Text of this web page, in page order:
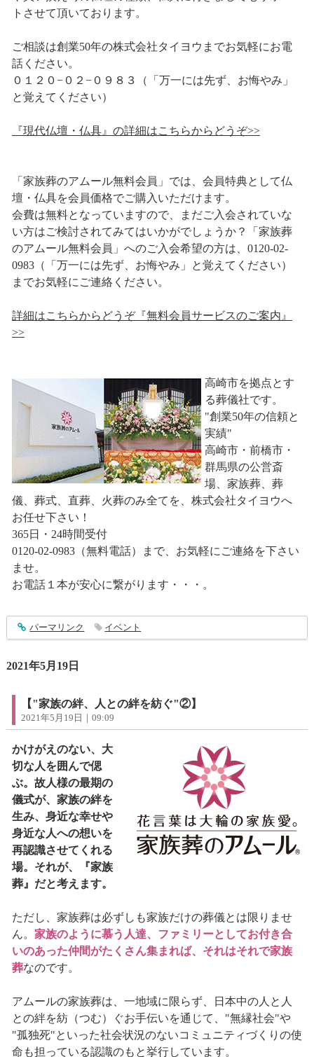
トさせて頂いております。
ご相談は創業50年の株式会社タイヨウまでお気軽にお電
話ください。
０１２０−０２−０９８３（「万一には先ず、お悔やみ」
と覚えてください）
『現代仏壇・仏具』の詳細はこちらからどうぞ>>
「家族葬のアムール無料会員」では、会員特典として仏
壇・仏具を会員価格でご購入いただけます。
会費は無料となっていますので、まだご入会されていな
い方はご検討されてみてはいかがでしょうか？「家族葬
のアムール無料会員」へのご入会希望の方は、0120-02-
0983（「万一には先ず、お悔やみ」と覚えてください）
までお気軽にご連絡ください。
詳細はこちらからどうぞ『無料会員サービスのご案内』
>>
高崎市を拠点とす
る葬儀社です。
"創業50年の信頼と
実績"
高崎市・前橋市・
群馬県の公営斎
場、家族葬、葬
儀、葬式、直葬、火葬のみ全てを、株式会社タイヨウへ
お任せ下さい！
365日・24時間受付
0120-02-0983（無料電話）まで、お気軽にご連絡を下さい
ませ。
お電話１本が安心に繋がります・・・。
entry2941
パーマリンク イベント
2021年5月19日
【"家族の絆、人との絆を紡ぐ"②】
2021年5月19日｜09:09
かけがえのない、大
切な人を囲んで偲
ぶ。故人様の最期の
儀式が、家族の絆を
生み、身近な幸せや
身近な人への想いを
再認識させてくれる
場。それが、『家族
葬』だと考えます。
ただし、家族葬は必ずしも家族だけの葬儀とは限りませ
ん。 家族のように慕う人達、ファミリーとしてお付き合
いのあった仲間がたくさん集まれば、それはそれで家族
葬なのです。
アムールの家族葬は、一地域に限らず、日本中の人と人
との絆を紡（つむ）ぐお手伝いを通じて、"無縁社会"や
"孤独死"といった社会状況のないコミュニティづくりの使
命も担っている認識のもと挙行しています。